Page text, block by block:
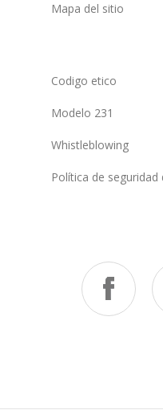
Mapa del sitio
Codigo etico
Modelo 231
Whistleblowing
Política de